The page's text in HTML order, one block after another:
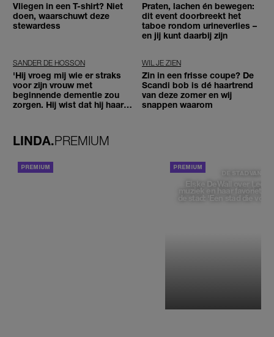
Vliegen in een T-shirt? Niet
doen, waarschuwt deze
stewardess
Praten, lachen én bewegen:
dit event doorbreekt het
taboe rondom urineverlies –
en jij kunt daarbij zijn
SANDER DE HOSSON
'Hij vroeg mij wie er straks
voor zijn vrouw met
beginnende dementie zou
zorgen. Hij wist dat hij haar
WIL JE ZIEN
Zin in een frisse coupe? De
Scandi bob is dé haartrend
van deze zomer en wij
snappen waarom
LINDA.PREMIUM
DE STAD VAN
Elske DeWall over
muziek en haar favoriete
de stad: 'Een stad die